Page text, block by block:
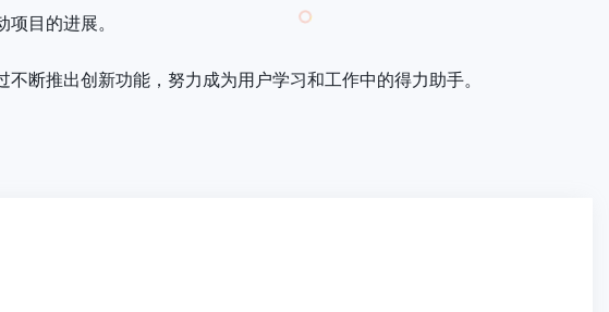
目的进展。
断推出创新功能，努力成为用户学习和工作中的得力助手。